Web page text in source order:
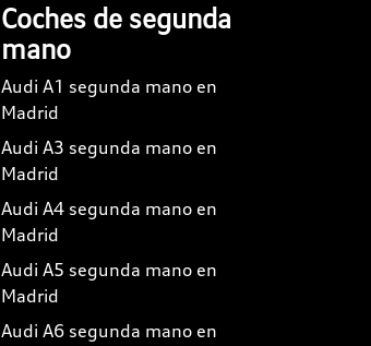
Coches de segunda
mano
Audi A1 segunda mano en
Madrid
Audi A3 segunda mano en
Madrid
Audi A4 segunda mano en
Madrid
Audi A5 segunda mano en
Madrid
Audi A6 segunda mano en